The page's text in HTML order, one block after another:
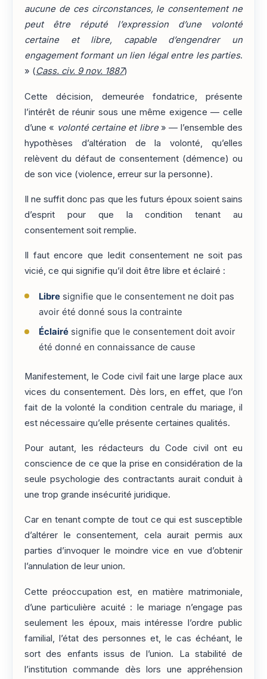
aucune de ces circonstances, le consentement ne
peut être réputé l’expression d’une volonté
certaine et libre, capable d’engendrer un
engagement formant un lien légal entre les parties.
» (Cass. civ. 9 nov. 1887)
Cette décision, demeurée fondatrice, présente
l’intérêt de réunir sous une même exigence — celle
d’une « volonté certaine et libre» — l’ensemble des
hypothèses d’altération de la volonté, qu’elles
relèvent du défaut de consentement (démence) ou
de son vice (violence, erreur sur la personne).
Il ne suffit donc pas que les futurs époux soient sains
d’esprit pour que la condition tenant au
consentement soit remplie.
Il faut encore que ledit consentement ne soit pas
vicié, ce qui signifie qu’il doit être libre et éclairé :
Libresignifie que le consentement ne doit pas
avoir été donné sous la contrainte
Éclairésignifie que le consentement doit avoir
été donné en connaissance de cause
Manifestement, le Code civil fait une large place aux
vices du consentement. Dès lors, en effet, que l’on
fait de la volonté la condition centrale du mariage, il
est nécessaire qu’elle présente certaines qualités.
Pour autant, les rédacteurs du Code civil ont eu
conscience de ce que la prise en considération de la
seule psychologie des contractants aurait conduit à
une trop grande insécurité juridique.
Car en tenant compte de tout ce qui est susceptible
d’altérer le consentement, cela aurait permis aux
parties d’invoquer le moindre vice en vue d’obtenir
l’annulation de leur union.
Cette préoccupation est, en matière matrimoniale,
d’une particulière acuité : le mariage n’engage pas
seulement les époux, mais intéresse l’ordre public
familial, l’état des personnes et, le cas échéant, le
sort des enfants issus de l’union. La stabilité de
l’institution commande dès lors une appréhension